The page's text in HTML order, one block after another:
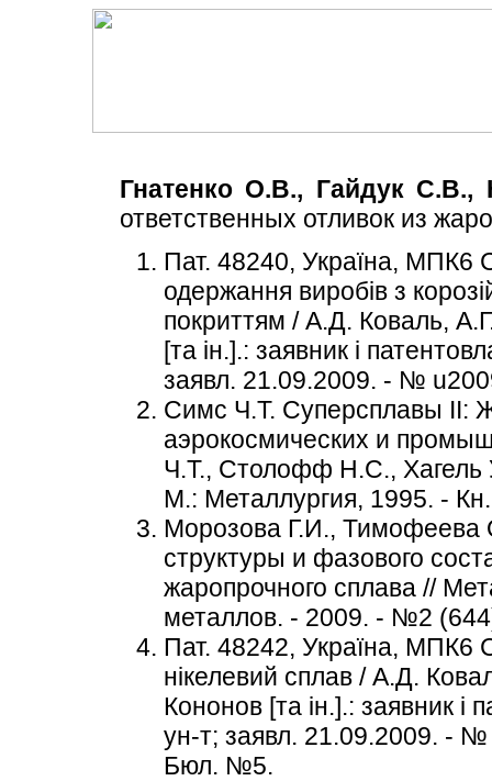
Гнатенко О.В., Гайдук С.В.,
ответственных отливок из
Пат. 48240, Україна,
одержання виробів з
покриттям / А.Д. Коваль,
[та ін.].: заявник і
заявл. 21.09.2009. - №
Симс Ч.Т. Суперсплавы II:
аэрокосмических и
Ч.Т., Столофф Н.С., Хагель
М.: Металлургия, 1995. -
Морозова Г.И.,
структуры и фазового
жаропрочного сплава //
металлов. - 2009. - №2
Пат. 48242, Україна, МПК6
нікелевий сплав / А.Д.
Кононов [та ін.].: заявник і
ун-т; заявл. 21.09.2009. -
Бюл. №5.